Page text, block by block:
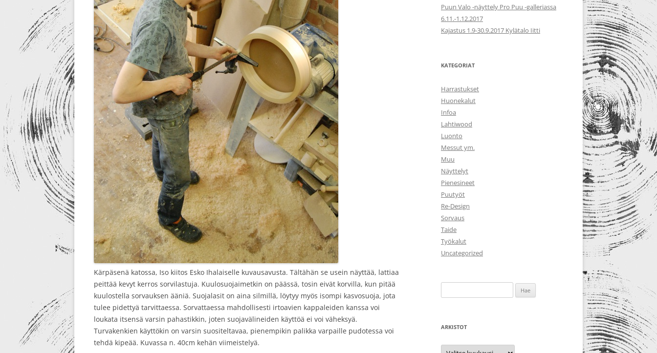
Kärpäsenä katossa, Iso kiitos Esko Ihalaiselle kuvausavusta. Tältähän se usein näyttää, lattiaa
peittää kevyt kerros sorvilastuja. Kuulosuojaimetkin on päässä, tosin eivät korvilla, kun pitää
kuulostella sorvauksen ääniä. Suojalasit on aina silmillä, löytyy myös isompi kasvosuoja, jota
tulee pidettyä tarvittaessa. Sorvattaessa mahdollisesti irtoavien kappaleiden kanssa voi
loukata itsensä varsin pahastikkin, joten suojavälineiden käyttöä ei voi väheksyä.
Turvakenkien käyttökin on varsin suositeltavaa, pienempikin palikka varpaille pudotessa voi
tehdä kipeää. Kuvassa n. 40cm kehän viimeistelyä.
Puun Valo -näyttely Pro Puu -galleriassa
6.11.-1.12.2017
Kajastus 1.9-30.9.2017 Kylätalo Iitti
KATEGORIAT
Harrastukset
Huonekalut
Infoa
Lahtiwood
Luonto
Messut ym.
Muu
Näyttelyt
Pienesineet
Puutyöt
Re-Design
Sorvaus
Taide
Työkalut
Uncategorized
ARKISTOT
Arkistot